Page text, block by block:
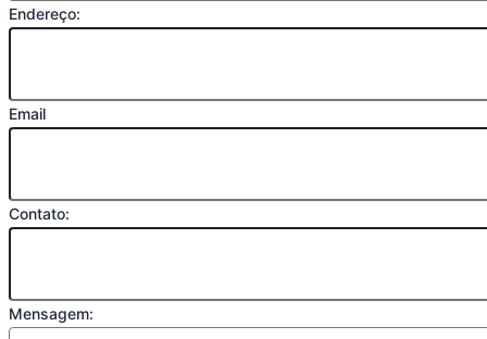
Endereço:
Email
Contato:
Mensagem: